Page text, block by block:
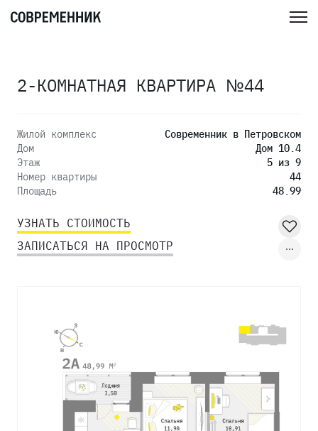
2-КОМНАТНАЯ КВАРТИРА №44
Жилой комплекс
Современник в Петровском
Дом
Дом 10.4
Этаж
5 из 9
Номер квартиры
44
Площадь
48.99
УЗНАТЬ СТОИМОСТЬ
ЗАПИСАТЬСЯ НА ПРОСМОТР